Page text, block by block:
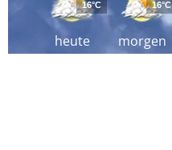
heute
16°C
morgen
16°C